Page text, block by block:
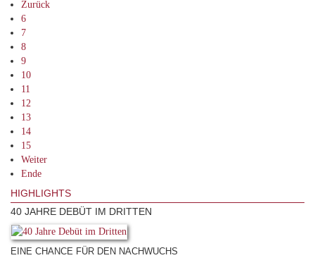
Zurück
6
7
8
9
10
11
12
13
14
15
Weiter
Ende
HIGHLIGHTS
40 JAHRE DEBÜT IM DRITTEN
EINE CHANCE FÜR DEN NACHWUCHS